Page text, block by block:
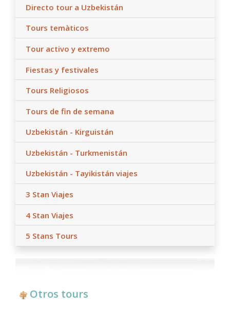
Directo tour a Uzbekistán
Tours temàticos
Tour activo y extremo
Fiestas y festivales
Tours Religiosos
Tours de fin de semana
Uzbekistán - Kirguistán
Uzbekistán - Turkmenistán
Uzbekistán - Tayikistán viajes
3 Stan Viajes
4 Stan Viajes
5 Stans Tours
Otros tours